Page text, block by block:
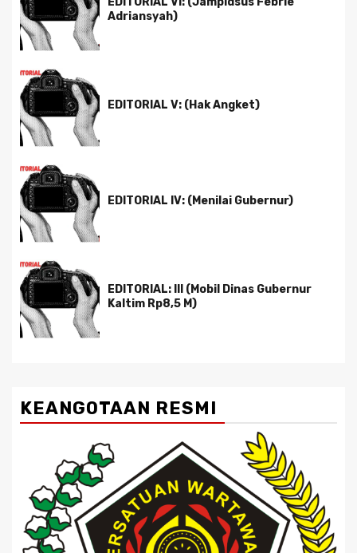
Adriansyah)
EDITORIAL V: (Hak Angket)
EDITORIAL IV: (Menilai Gubernur)
EDITORIAL: III (Mobil Dinas Gubernur
Kaltim Rp8,5 M)
KEANGOTAAN RESMI